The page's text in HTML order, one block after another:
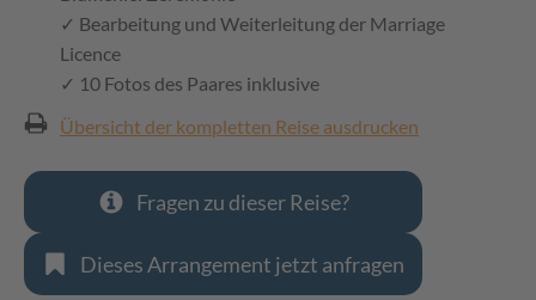
✓ Bearbeitung und Weiterleitung der Marriage
Licence
✓ 10 Fotos des Paares inklusive
Übersicht der kompletten Reise ausdrucken
Fragen zu dieser Reise?
Dieses Arrangement jetzt anfragen